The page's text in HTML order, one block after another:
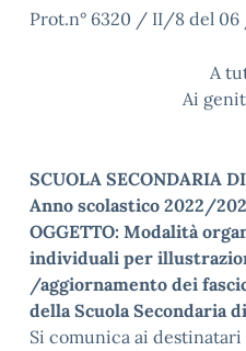
Prot.n° 6320 / II/8 del
A
Ai
SCUOLA SECONDARIA
Anno scolastico 2022/
OGGETTO: Modalità
individuali per
/aggiornamento dei
della Scuola Secondaria
Si comunica ai